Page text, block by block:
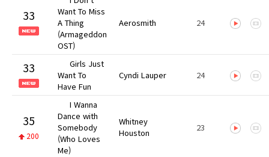
33
Want To Miss
A Thing
(Armageddon
OST)
Aerosmith 24
33
Girls Just
Want To
Have Fun
Cyndi Lauper 24
35
200
I Wanna
Dance with
Somebody
(Who Loves
Me)
Whitney
Houston
23